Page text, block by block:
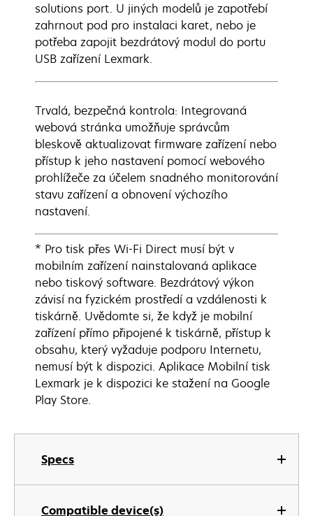
Specs
Compatible device(s)
solutions port. U jiných modelů je zapotřebí
zahrnout pod pro instalaci karet, nebo je
potřeba zapojit bezdrátový modul do portu
USB zařízení Lexmark.
Trvalá, bezpečná kontrola: Integrovaná
webová stránka umožňuje správcům
bleskově aktualizovat firmware zařízení nebo
přístup k jeho nastavení pomocí webového
prohlížeče za účelem snadného monitorování
stavu zařízení a obnovení výchozího
nastavení.
* Pro tisk přes Wi-Fi Direct musí být v
mobilním zařízení nainstalovaná aplikace
nebo tiskový software. Bezdrátový výkon
závisí na fyzickém prostředí a vzdálenosti k
tiskárně. Uvědomte si, že když je mobilní
zařízení přímo připojené k tiskárně, přístup k
obsahu, který vyžaduje podporu Internetu,
nemusí být k dispozici. Aplikace Mobilní tisk
Lexmark je k dispozici ke stažení na Google
Play Store.